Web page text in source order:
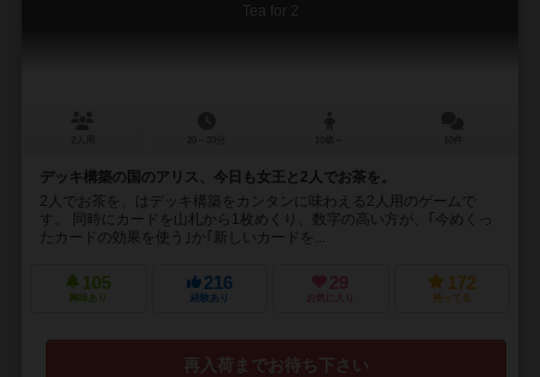
Tea for 2
デッキ構築の国のアリス、今日も女王と2人でお茶を。
2人でお茶を、はデッキ構築をカンタンに味わえる2人用のゲームで
す。 同時にカードを山札から1枚めくり、数字の高い方が、｢今めくっ
たカードの効果を使う｣か｢新しいカードを...
105
興味あり
216
経験あり
29
お気に入り
172
持ってる
再入荷までお待ち下さい